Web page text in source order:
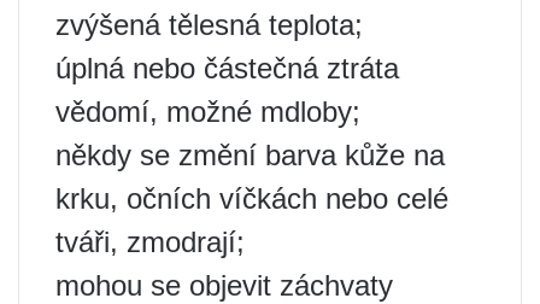
zvýšená tělesná teplota;
úplná nebo částečná ztráta
vědomí, možné mdloby;
někdy se změní barva kůže na
krku, očních víčkách nebo celé
tváři, zmodrají;
mohou se objevit záchvaty